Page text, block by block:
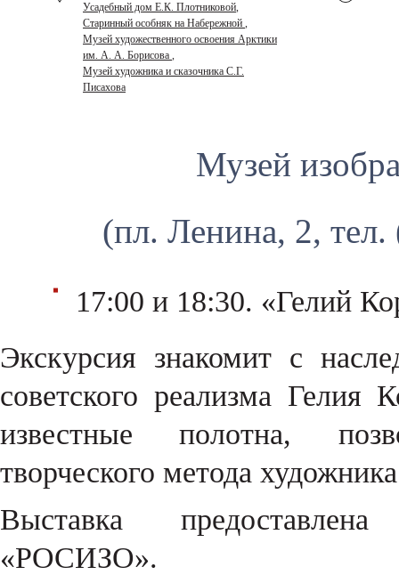
Усадебный дом Е.К. Плотниковой,
Старинный особняк на Набережной ,
Музей художественного освоения Арктики
им. А. А. Борисова ,
Музей художника и сказочника С.Г.
Писахова
Музей
(пл. Ленина, 2,
17:00 и 18:30. «Гелий
Экскурсия знакомит с
советского реализма Гелия
известные полотна,
творческого метода
Выставка
«РОСИЗО».